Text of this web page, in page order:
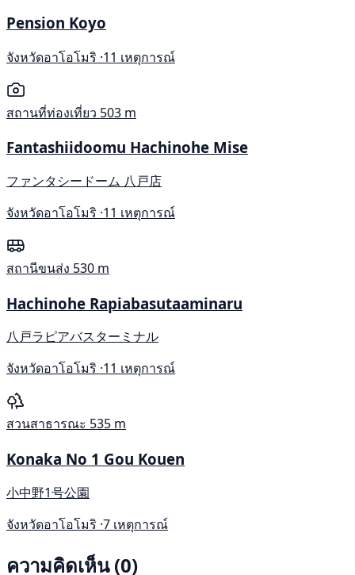
Pension Koyo
จังหวัดอาโอโมริ ·11 เหตุการณ์
สถานที่ท่องเที่ยว 503 m
Fantashiidoomu Hachinohe Mise
ファンタシードーム 八戸店
จังหวัดอาโอโมริ ·11 เหตุการณ์
สถานีขนส่ง 530 m
Hachinohe Rapiabasutaaminaru
八戸ラピアバスターミナル
จังหวัดอาโอโมริ ·11 เหตุการณ์
สวนสาธารณะ 535 m
Konaka No 1 Gou Kouen
小中野1号公園
จังหวัดอาโอโมริ ·7 เหตุการณ์
ความคิดเห็น (0)